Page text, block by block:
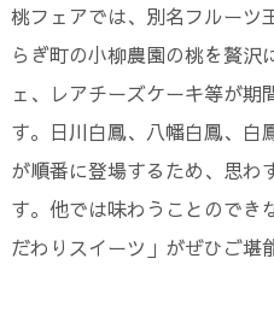
桃フェアでは、別名フルーツ
らぎ町の小柳農園の桃を贅沢
ェ、レアチーズケーキ等が期
す。日川白鳳、八幡白鳳、白
が順番に登場するため、思わ
す。他では味わうことのでき
だわりスイーツ」がぜひご堪